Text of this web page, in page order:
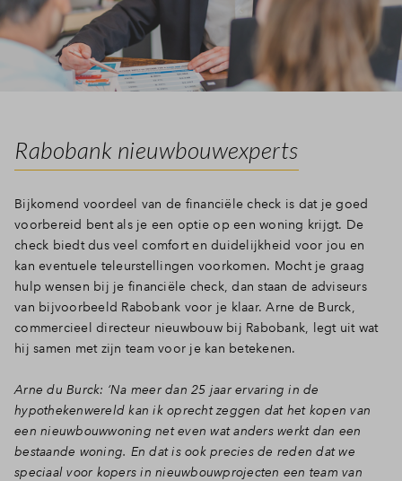
Rabobank nieuwbouwexperts
Bijkomend voordeel van de financiële check is dat je goed
voorbereid bent als je een optie op een woning krijgt. De
check biedt dus veel comfort en duidelijkheid voor jou en
kan eventuele teleurstellingen voorkomen. Mocht je graag
hulp wensen bij je financiële check, dan staan de adviseurs
van bijvoorbeeld Rabobank voor je klaar. Arne de Burck,
commercieel directeur nieuwbouw bij Rabobank, legt uit wat
hij samen met zijn team voor je kan betekenen.
Arne du Burck: ‘Na meer dan 25 jaar ervaring in de
hypothekenwereld kan ik oprecht zeggen dat het kopen van
een nieuwbouwwoning net even wat anders werkt dan een
bestaande woning. En dat is ook precies de reden dat we
speciaal voor kopers in nieuwbouwprojecten een team van